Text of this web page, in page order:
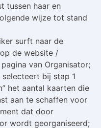
tussen haar en
wijze tot stand
surft naar de
de website /
van Organisator;
selecteert bij stap 1
het aantal kaarten die
aan te schaffen voor
dat door
wordt georganiseerd;